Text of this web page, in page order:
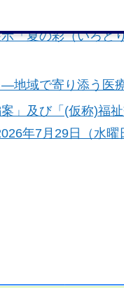
「夏の彩（いろど
―地域で寄り添う
」及び「(仮称)福
年7月29日（水曜